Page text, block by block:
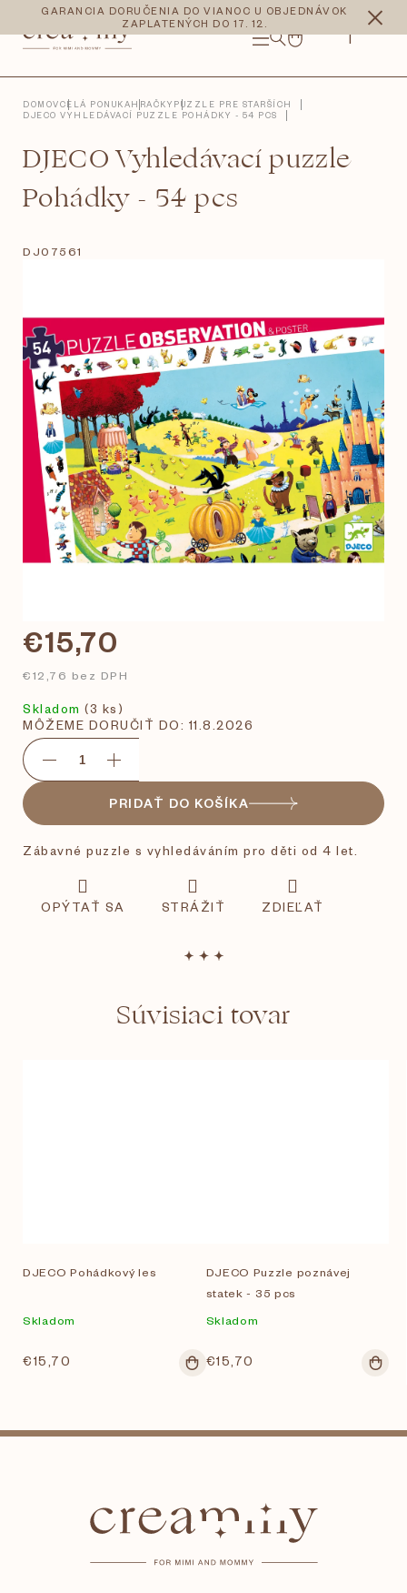
obsah
GARANCIA DORUČENIA DO VIANOC U OBJEDNÁVOK
ZAPLATENÝCH DO 17. 12.
NÁKUPNÝ
CZK EUR
DOMOVCELÁ PONUKAHRAČKY PUZZLE PRE STARŠÍCH
DJECO VYHLEDÁVACÍ PUZZLE POHÁDKY - 54 PCS
DJECO Vyhledávací puzzle
Pohádky - 54 pcs
DJ07561
€15,70
€12,76 bez DPH
Skladom (3 ks)
MÔŽEME DORUČIŤ DO: 11.8.2026
PRIDAŤ DO KOŠÍKA
Zábavné puzzle s vyhledáváním pro děti od 4 let.
OPÝTAŤ SA STRÁŽIŤ ZDIEĽAŤ
Súvisiaci tovar
DJECO Pohádkový les
Skladom
€15,70
DJECO Puzzle poznávej
statek - 35 pcs
Skladom
€15,70